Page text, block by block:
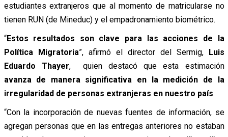
estudiantes extranjeros que al momento de matricularse no
tienen RUN (de Mineduc) y el empadronamiento biométrico.
“Estos resultados son clave para las acciones de la
Política Migratoria”, afirmó el director del Sermig, Luis
Eduardo Thayer, quien destacó que esta estimación
avanza de manera significativa en la medición de la
irregularidad de personas extranjeras en nuestro país.
“Con la incorporación de nuevas fuentes de información, se
agregan personas que en las entregas anteriores no estaban